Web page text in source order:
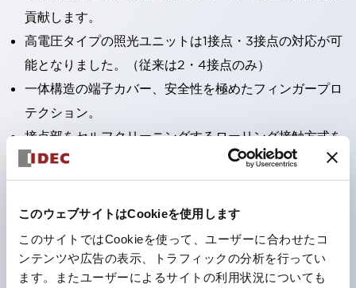
このウェブサイトはCookieを使用します
このサイトではCookieを使って、ユーザーに合わせたコ
ンテンツや広告の表示、トラフィックの分析を行ってい
ます。またユーザーによるサイトの利用状況についても
貢献します。
高電圧タイプの照光ユニットは1接点・3接点の対応が可
能となりました。（従来は2・4接点のみ）
一体構造の端子カバー、安全性を極めたフィンガープロ
テクション。
接点部をセルフクリーニングするローリング接触方式を
採用。
パネル前面からの水や油の侵入をシャットアウトする保
護構造：IP65。（ただし2点押ボタンスイッチは
IP40）
2つの独立した動作の押ボタンスイッチと表示灯の3つ
の機能を1つのスイッチで可能にした2点押ボタンスイッ